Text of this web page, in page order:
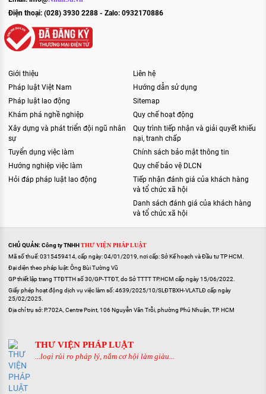
Điện thoại: (028) 3930 2288 - Zalo: 0932170886
Giới thiệu
Pháp luật Việt Nam
Pháp luật lao động
Khám phá nghề nghiệp
Xây dựng và phát triển đội ngũ nhân
sự
Tuyển dụng việc làm
Hướng nghiệp việc làm
Hỏi đáp pháp luật lao động
Liên hệ
Hướng dẫn sử dụng
Sitemap
Quy chế hoạt động
Quy trình tiếp nhận và giải quyết khiếu
nại, tranh chấp
Chính sách bảo mật thông tin
Quy chế bảo vệ DLCN
Tiếp nhận đánh giá của khách hàng
và tổ chức xã hội
Danh sách đánh giá của khách hàng
và tổ chức xã hội
CHỦ QUẢN: Công ty TNHHTHƯ VIỆN PHÁP LUẬT
Mã số thuế: 0315459414, cấp ngày: 04/01/2019, nơi cấp: Sở Kế hoạch và Đầu tư TP HCM.
Đại diện theo pháp luật: Ông Bùi Tường Vũ
GP thiết lập trang TTĐTTH số 30/GP-TTĐT, do Sở TTTT TP.HCM cấp ngày 15/06/2022.
Giấy phép hoạt động dịch vụ việc làm số: 4639/2025/10/SLĐTBXH-VLATLĐ cấp ngày
25/02/2025.
Địa chỉ trụ sở: P.702A, Centre Point, 106 Nguyễn Văn Trỗi, phường Phú Nhuận, TP. HCM
THƯ VIỆN PHÁP LUẬT
...loại rủi ro pháp lý, nắm cơ hội làm giàu...